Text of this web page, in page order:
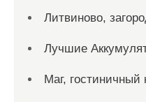
Литвиново,
Лучшие
Маг, гостиничный